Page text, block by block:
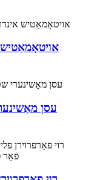
אויטאָמאַטיש